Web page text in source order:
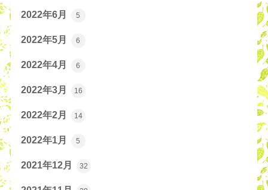
2022年6月 5
2022年5月 6
2022年4月 6
2022年3月 16
2022年2月 14
2022年1月 5
2021年12月 32